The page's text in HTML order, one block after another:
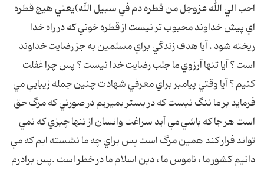
احب الي الله عزوجل من قطره دم في سبيل الله)يعني هيچ قطره
اي پيش خداوند محبوب تر نيست از قطره خوني كه در راه خدا
ريخته شود . آيا هدف زندگي براي مسلمين به جز رضايت خداوند
است ؟ آيا تنها آرزوي ما جلب رضايت خدا نيست ؟ پس چرا غفلت
كنيم ؟ آيا وقتي پيامبر براي معرفي شهادت چنين جمله زيبايي مي
فرمايد بر ما ننگ نيست كه در بستر بميريم در صورتي كه مرگ حق
است هر جا كه باشي مي آيد سراغت وانسان از تنها چيزي كه نمي
تواند فرار كند همين مرگ است پس براي چه ما نشسته ايم كه مي
دانيم كشور ما ، ناموس ما ، دين اسلام ما در خطر است .پس برادرم